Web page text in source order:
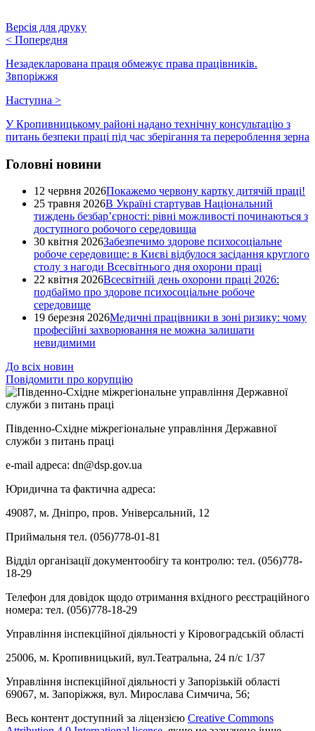
Версія для друку
< Попередня
Незадекларована праця обмежує права працівників.
Звпоріжжя
Наступна >
У Кропивницькому районі надано технічну консультацію з
питань безпеки праці під час зберігання та перероблення зерна
Головні новини
12 червня 2026Покажемо червону картку дитячій праці!
25 травня 2026В Україні стартував Національний
тиждень безбар’єрності: рівні можливості починаються з
доступного робочого середовища
30 квітня 2026Забезпечимо здорове психосоціальне
робоче середовище: в Києві відбулося засідання круглого
столу з нагоди Всесвітнього дня охорони праці
22 квітня 2026Всесвітній день охорони праці 2026:
подбаймо про здорове психосоціальне робоче
середовище
19 березня 2026Медичні працівники в зоні ризику: чому
професійні захворювання не можна залишати
невидимими
До всіх новин
Повідомити про корупцію
Південно-Східне міжрегіональне управління Державної
служби з питань праці
e-mail адреса: dn@dsp.gov.ua
Юридична та фактична адреса:
49087, м. Дніпро, пров. Універсальний, 12
Приймальня тел. (056)778-01-81
Відділ організації документообігу та контролю: тел. (056)778-
18-29
Телефон для довідок щодо отримання вхідного реєстраційного
номера: тел. (056)778-18-29
Управління інспекційної діяльності у Кіровоградській області
25006, м. Кропивницький, вул.Театральна, 24 п/с 1/37
Управління інспекційної діяльності у Запорізькій області
69067, м. Запоріжжя, вул. Мирослава Симчича, 56;
Весь контент доступний за ліцензією Creative Commons